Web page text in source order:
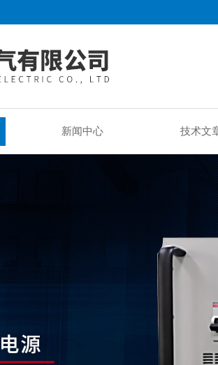
新闻中心 技术文